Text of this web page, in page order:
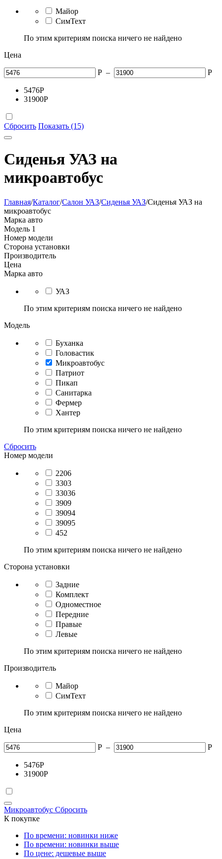
Майор
СимТехт
По этим критериям поиска ничего не найдено
Цена
Р – Р
5476Р
31900Р
Сбросить Показать (15)
Сиденья УАЗ на
микроавтобус
Главная/Каталог/Салон УАЗ/Сиденья УАЗ/Сиденья УАЗ на
микроавтобус
Марка авто
Модель 1
Номер модели
Сторона установки
Производитель
Цена
Марка авто
УАЗ
По этим критериям поиска ничего не найдено
Модель
Буханка
Головастик
Микроавтобус
Патриот
Пикап
Санитарка
Фермер
Хантер
По этим критериям поиска ничего не найдено
Сбросить
Номер модели
2206
3303
33036
3909
39094
39095
452
По этим критериям поиска ничего не найдено
Сторона установки
Задние
Комплект
Одноместное
Передние
Правые
Левые
По этим критериям поиска ничего не найдено
Производитель
Майор
СимТехт
По этим критериям поиска ничего не найдено
Цена
Р – Р
5476Р
31900Р
Микроавтобус Сбросить
К покупке
По времени: новинки ниже
По времени: новинки выше
По цене: дешевые выше